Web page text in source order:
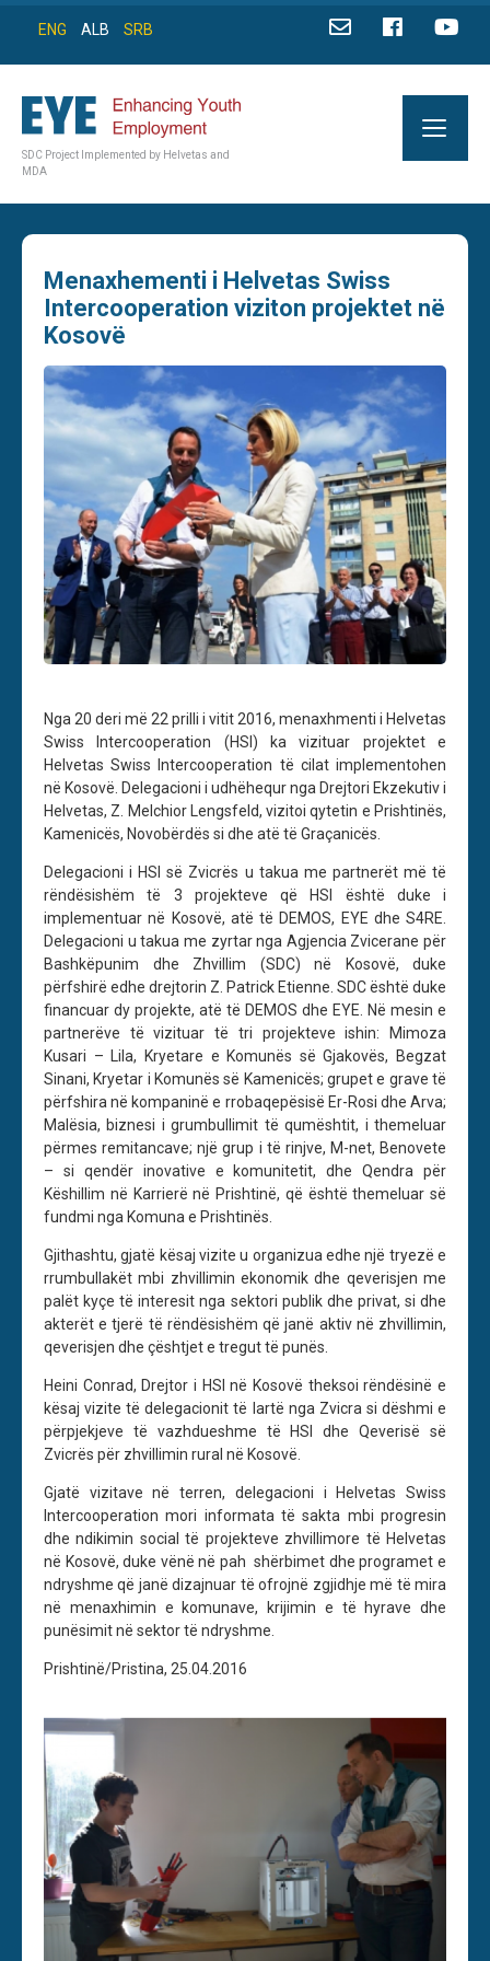
ENG ALB SRB
SDC Project Implemented by Helvetas and
MDA
Menaxhementi i Helvetas Swiss
Intercooperation viziton projektet në
Kosovë
Nga 20 deri më 22 prilli i vitit 2016, menaxhmenti i Helvetas
Swiss Intercooperation (HSI) ka vizituar projektet e
Helvetas Swiss Intercooperation të cilat implementohen
në Kosovë. Delegacioni i udhëhequr nga Drejtori Ekzekutiv i
Helvetas, Z. Melchior Lengsfeld, vizitoi qytetin e Prishtinës,
Kamenicës, Novobërdës si dhe atë të Graçanicës.
Delegacioni i HSI së Zvicrës u takua me partnerët më të
rëndësishëm të 3 projekteve që HSI është duke i
implementuar në Kosovë, atë të DEMOS, EYE dhe S4RE.
Delegacioni u takua me zyrtar nga Agjencia Zvicerane për
Bashkëpunim dhe Zhvillim (SDC) në Kosovë, duke
përfshirë edhe drejtorin Z. Patrick Etienne. SDC është duke
financuar dy projekte, atë të DEMOS dhe EYE. Në mesin e
partnerëve të vizituar të tri projekteve ishin: Mimoza
Kusari – Lila, Kryetare e Komunës së Gjakovës, Begzat
Sinani, Kryetar i Komunës së Kamenicës; grupet e grave të
përfshira në kompaninë e rrobaqepësisë Er-Rosi dhe Arva;
Malësia, biznesi i grumbullimit të qumështit, i themeluar
përmes remitancave; një grup i të rinjve, M-net, Benovete
– si qendër inovative e komunitetit, dhe Qendra për
Këshillim në Karrierë në Prishtinë, që është themeluar së
fundmi nga Komuna e Prishtinës.
Gjithashtu, gjatë kësaj vizite u organizua edhe një tryezë e
rrumbullakët mbi zhvillimin ekonomik dhe qeverisjen me
palët kyçe të interesit nga sektori publik dhe privat, si dhe
akterët e tjerë të rëndësishëm që janë aktiv në zhvillimin,
qeverisjen dhe çështjet e tregut të punës.
Heini Conrad, Drejtor i HSI në Kosovë theksoi rëndësinë e
kësaj vizite të delegacionit të lartë nga Zvicra si dëshmi e
përpjekjeve të vazhdueshme të HSI dhe Qeverisë së
Zvicrës për zhvillimin rural në Kosovë.
Gjatë vizitave në terren, delegacioni i Helvetas Swiss
Intercooperation mori informata të sakta mbi progresin
dhe ndikimin social të projekteve zhvillimore të Helvetas
në Kosovë, duke vënë në pah shërbimet dhe programet e
ndryshme që janë dizajnuar të ofrojnë zgjidhje më të mira
në menaxhimin e komunave, krijimin e të hyrave dhe
punësimit në sektor të ndryshme.
Prishtinë/Pristina, 25.04.2016